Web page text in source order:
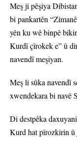
Meş ji pêşiya
bi pankartên
yên ku wê binpê
Kurdî çîrokek e” û
navendî meşiyan.
Meş li sûka navendî
xwendekara bi navê
Di destpêka
Kurd hat pîrozkirin